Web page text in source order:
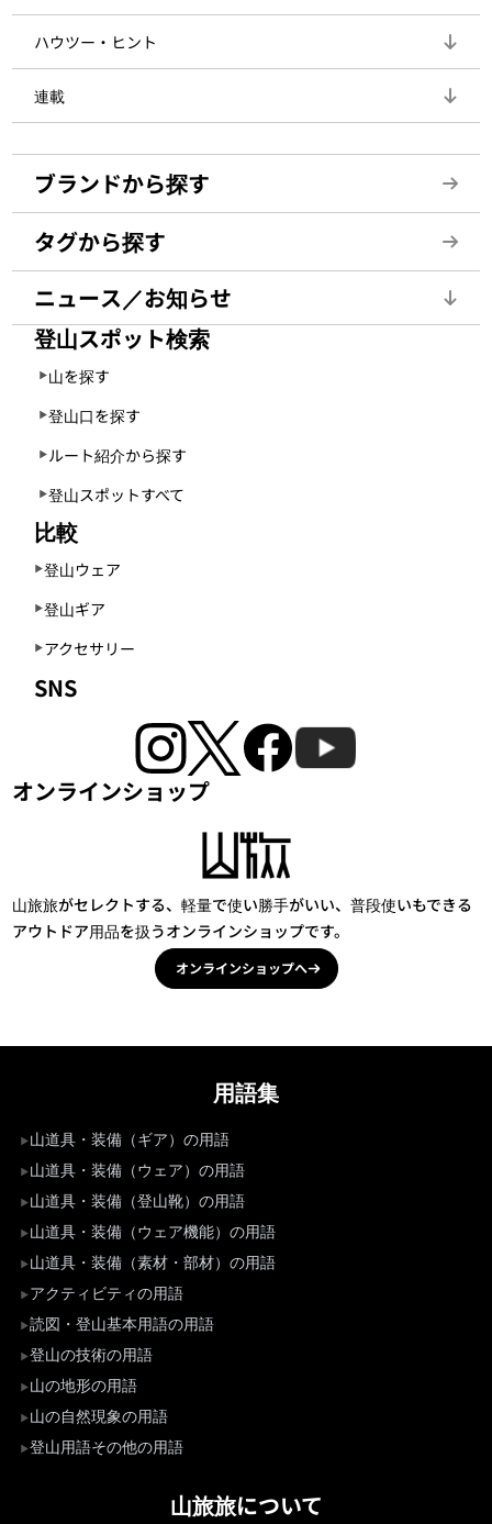
ハウツー・ヒント
連載
ブランドから探す
タグから探す
ニュース／お知らせ
登山スポット検索
山を探す
登山口を探す
ルート紹介から探す
登山スポットすべて
比較
登山ウェア
登山ギア
アクセサリー
SNS
オンラインショップ
山旅旅がセレクトする、軽量で使い勝手がいい、普段使いもできる
アウトドア用品を扱うオンラインショップです。
オンラインショップへ
用語集
山道具・装備（ギア）の用語
山道具・装備（ウェア）の用語
山道具・装備（登山靴）の用語
山道具・装備（ウェア機能）の用語
山道具・装備（素材・部材）の用語
アクティビティの用語
読図・登山基本用語の用語
登山の技術の用語
山の地形の用語
山の自然現象の用語
登山用語その他の用語
山旅旅について